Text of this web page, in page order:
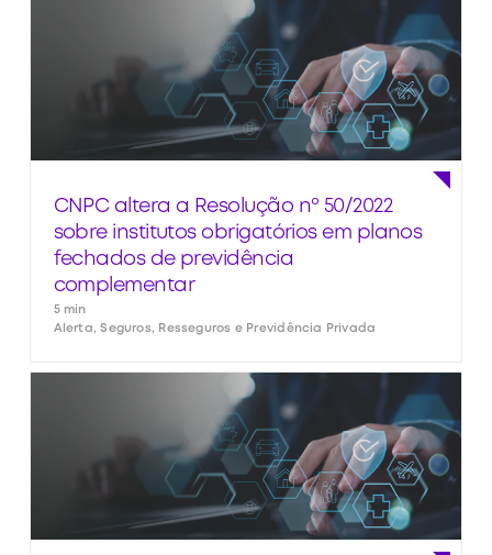
CNPC altera a Resolução nº 50/2022
sobre institutos obrigatórios em planos
fechados de previdência
complementar
5 min
Alerta, Seguros, Resseguros e Previdência Privada